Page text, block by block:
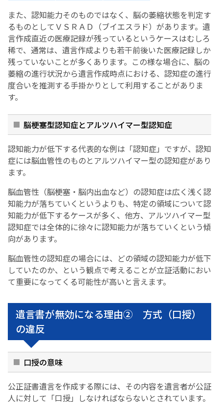
また、認知能力そのものではなく、脳の萎縮状態を判定す
るものとしてＶＳＲＡＤ（ブイエスラド）があります。遺
言作成直近の医療記録が残っているというケースはむしろ
稀で、通常は、遺言作成よりも若干前後いた医療記録しか
残っていないことが多くあります。この様な場合に、脳の
萎縮の進行状況から遺言作成時点における、認知症の進行
度合いを推測する手掛かりとして利用することがありま
す。
脳梗塞型認知症とアルツハイマー型認知症
認知能力が低下する代表的な例は「認知症」ですが、認知
症には脳血管性のものとアルツハイマー型の認知症があり
ます。
脳血管性（脳梗塞・脳内出血など）の認知症は広く浅く認
知能力が落ちていくというよりも、特定の領域について認
知能力が低下するケースが多く、他方、アルツハイマー型
認知症では全体的に徐々に認知能力が落ちていくという傾
向があります。
脳血管性の認知症の場合には、どの領域の認知能力が低下
していたのか、という観点で考えることが立証活動におい
て重要になってくる可能性が高いと言えます。
遺言書が無効になる理由② 方式（口授）
の違反
口授の意味
公正証書遺言を作成する際には、その内容を遺言者が公証
人に対して「口授」しなければならないとされています。